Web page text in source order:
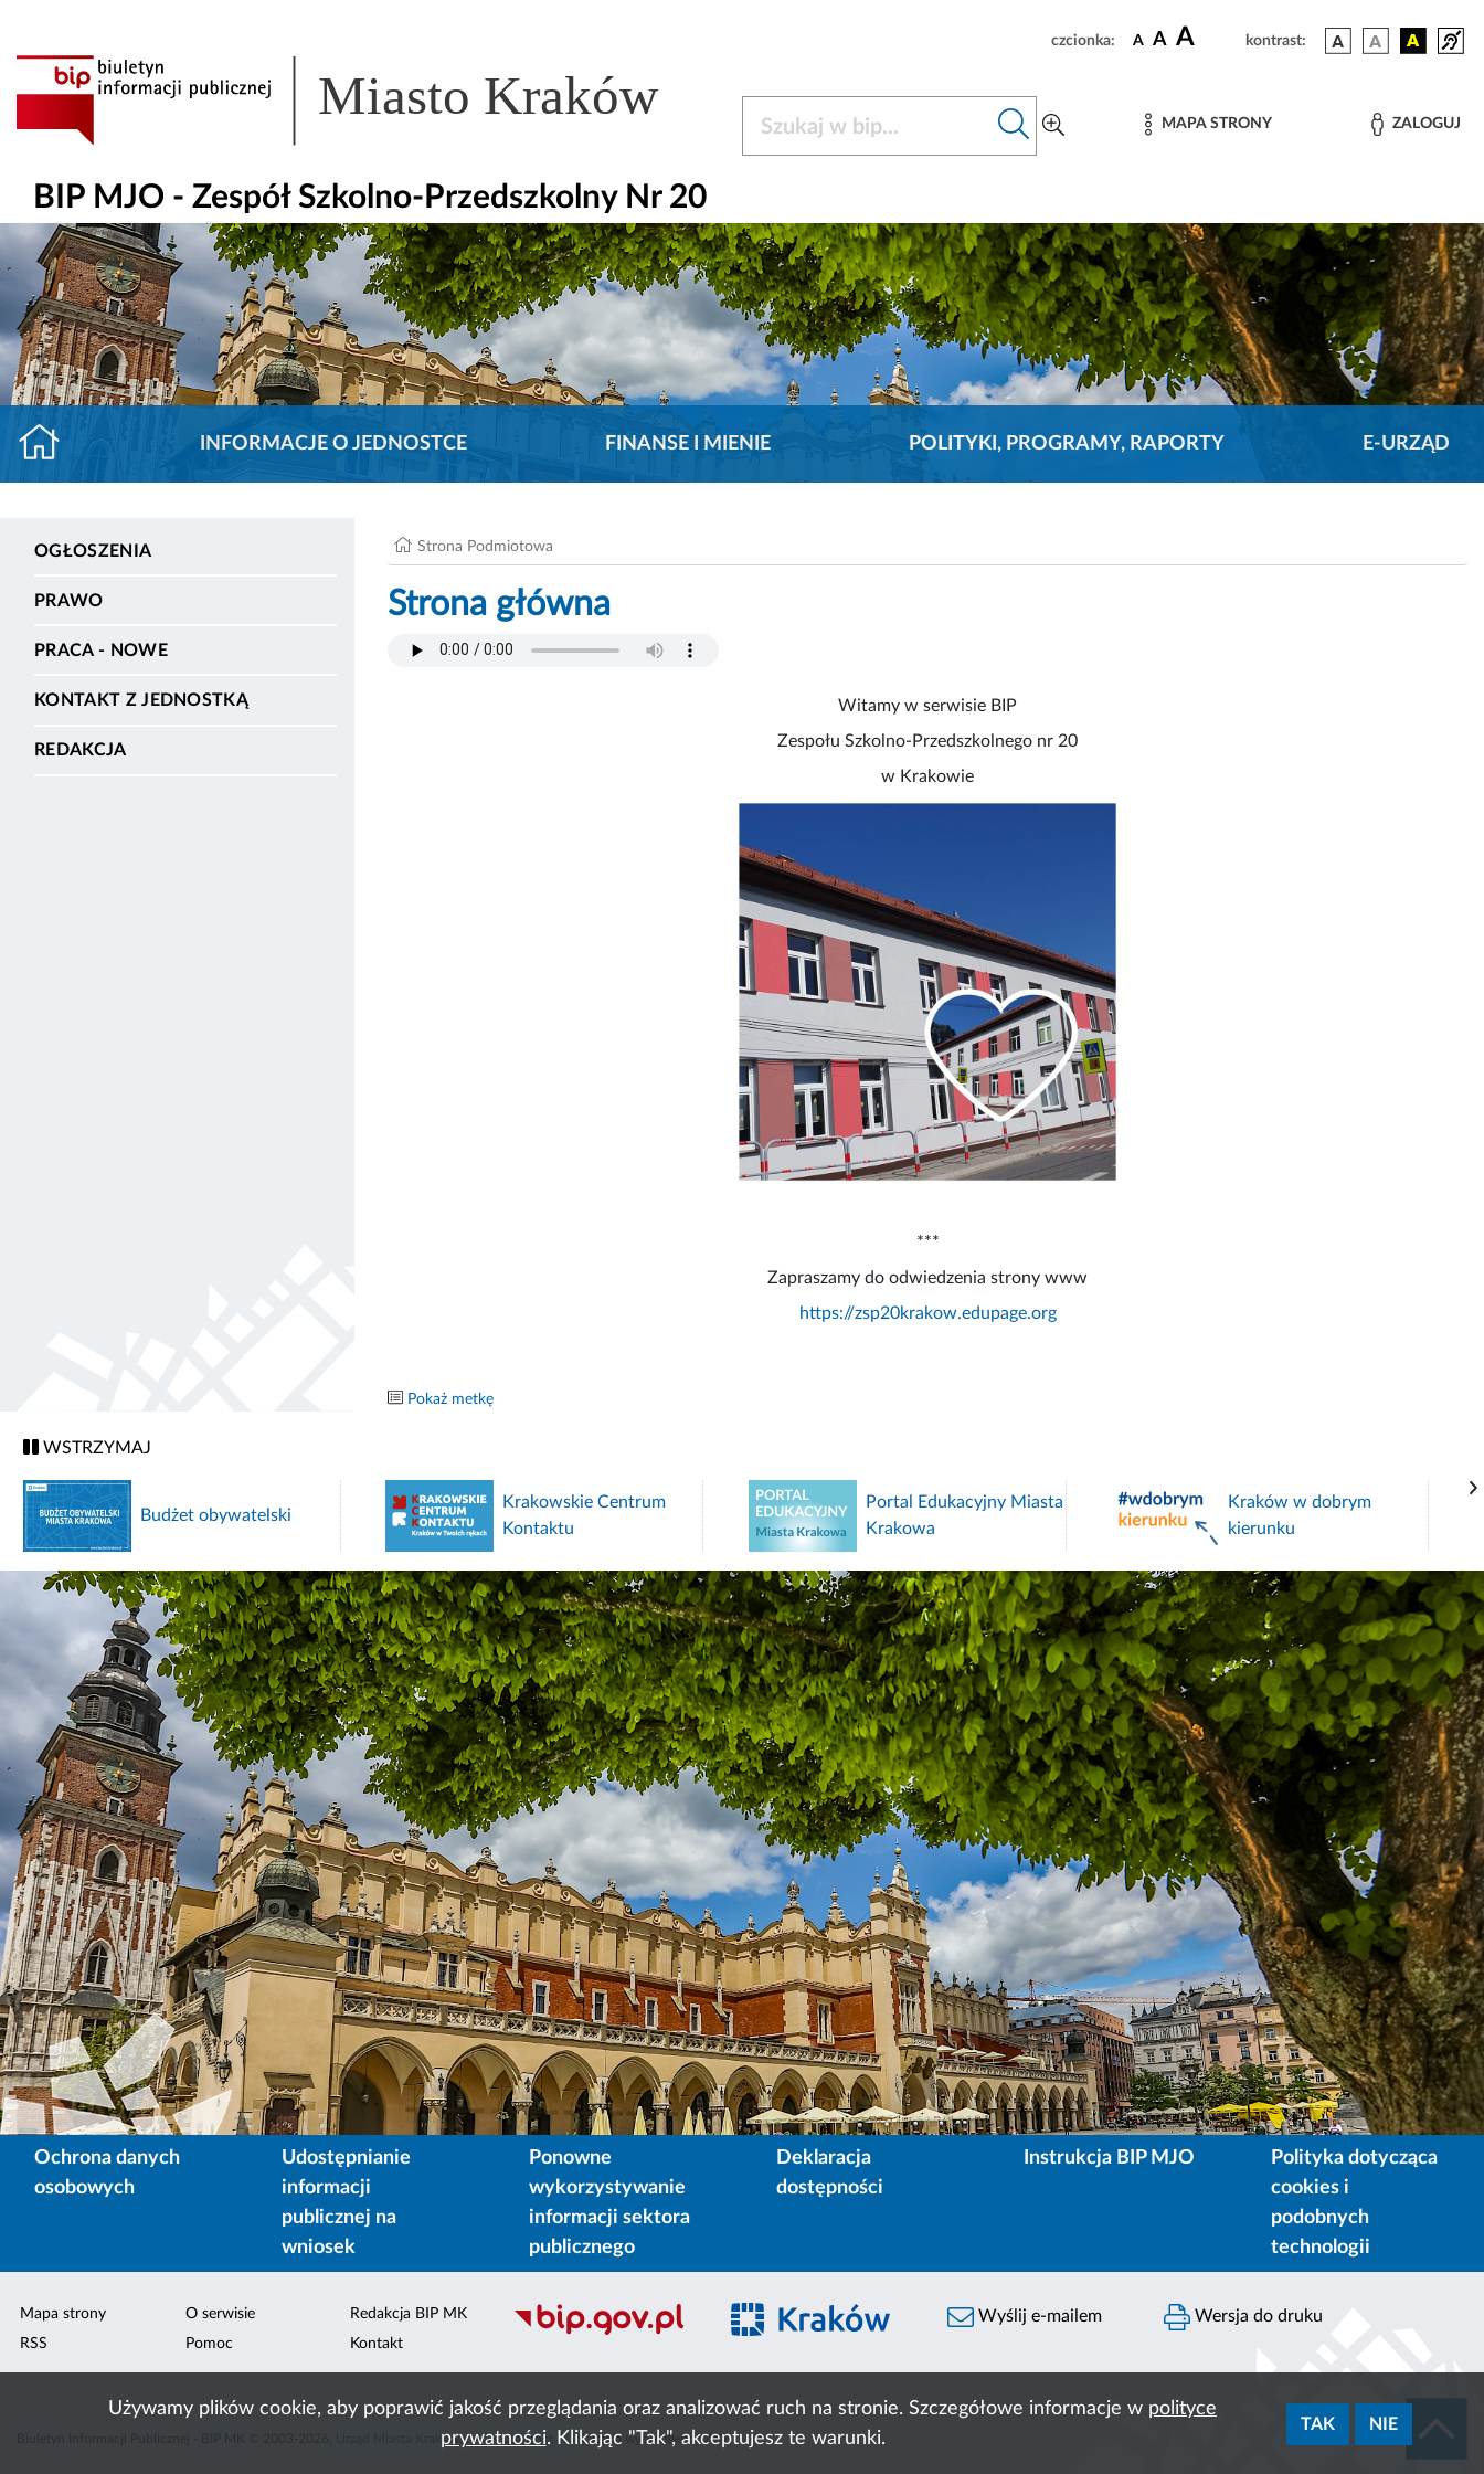
Używamy plików cookie, aby poprawić jakość przeglądania oraz analizować ruch na stronie. Szczegółowe informacje w polityce
prywatności. Klikając "Tak", akceptujesz te warunki.
TAK NIE
czcionka: A A A kontrast:
Miasto Kraków MAPA STRONY ZALOGUJ
BIP MJO - Zespół Szkolno-Przedszkolny Nr 20
INFORMACJE O JEDNOSTCE FINANSE I MIENIE POLITYKI, PROGRAMY, RAPORTY E-URZĄD
OGŁOSZENIA
PRAWO
PRACA - NOWE
KONTAKT Z JEDNOSTKĄ
REDAKCJA
Strona Podmiotowa
Strona główna
Witamy w serwisie BIP
Zespołu Szkolno-Przedszkolnego nr 20
w Krakowie
***
Zapraszamy do odwiedzenia strony www
https://zsp20krakow.edupage.org
Pokaż metkę
WSTRZYMAJ
Budżet obywatelski
Krakowskie Centrum
Kontaktu
Portal Edukacyjny Miasta
Krakowa
Kraków w dobrym
kierunku
Ochrona danych
osobowych
Udostępnianie
informacji
publicznej na
wniosek
Ponowne
wykorzystywanie
informacji sektora
publicznego
Deklaracja
dostępności
Instrukcja BIP MJO
Polityka dotycząca
cookies i
podobnych
technologii
Mapa strony
RSS
O serwisie
Pomoc
Redakcja BIP MK
Kontakt
Wyślij e-mailem Wersja do druku
Urząd Miasta Krakowa,ACK Cyfronet AGHliczba wyświetleń:8790